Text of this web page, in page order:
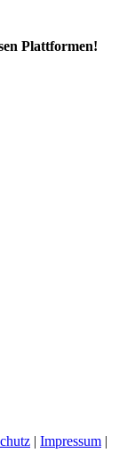
Plattformen!
| Impressum |